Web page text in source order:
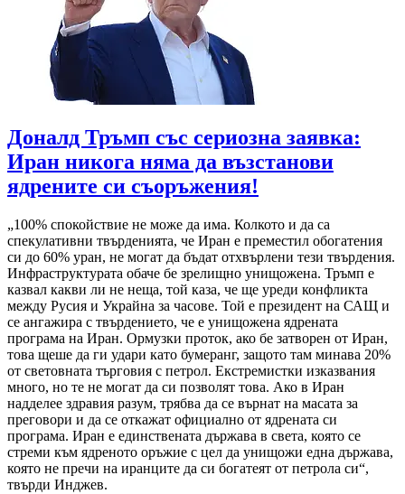
Доналд Тръмп със сериозна заявка:
Иран никога няма да възстанови
ядрените си съоръжения!
„100% спокойствие не може да има. Колкото и да са
спекулативни твърденията, че Иран е преместил обогатения
си до 60% уран, не могат да бъдат отхвърлени тези твърдения.
Инфраструктурата обаче бе зрелищно унищожена. Тръмп е
казвал какви ли не неща, той каза, че ще уреди конфликта
между Русия и Украйна за часове. Той е президент на САЩ и
се ангажира с твърдението, че е унищожена ядрената
програма на Иран. Ормузки проток, ако бе затворен от Иран,
това щеше да ги удари като бумеранг, защото там минава 20%
от световната търговия с петрол. Екстремистки изказвания
много, но те не могат да си позволят това. Ако в Иран
надделее здравия разум, трябва да се върнат на масата за
преговори и да се откажат официално от ядрената си
програма. Иран е единствената държава в света, която се
стреми към ядреното оръжие с цел да унищожи една държава,
която не пречи на иранците да си богатеят от петрола си“,
твърди Инджев.